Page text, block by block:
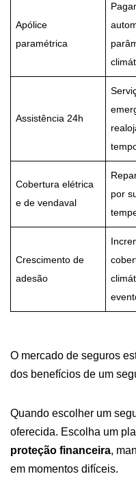
Apólice
paramétrica
Assistência 24h
Cobertura elétrica
e de vendaval
por
Crescimento de
adesão
O mercado de seguros
dos benefícios de um
Quando escolher um
oferecida. Escolha um
proteção financeira,
em momentos difíceis.